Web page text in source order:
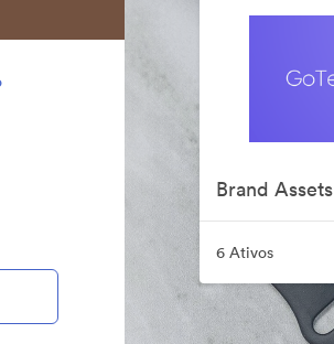
Brand Assets
6 Ativos